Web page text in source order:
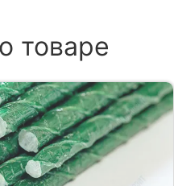
товаре